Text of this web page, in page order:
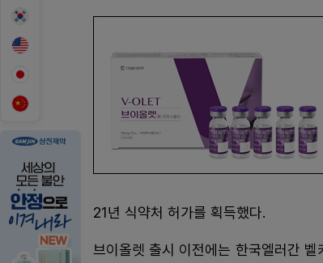
21년 식약처 허가를 획득했다.
브이올렛 출시 이전에는 한국엘러간